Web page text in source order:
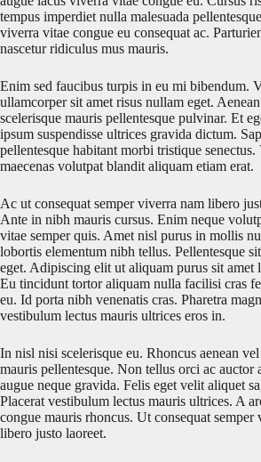
tempus imperdiet nulla malesuada
viverra vitae congue eu consequat ac.
nascetur ridiculus mus mauris.
Enim sed faucibus turpis in eu mi bibendum.
ullamcorper sit amet risus nullam eget.
scelerisque mauris pellentesque pulvinar. Et
ipsum suspendisse ultrices gravida dictum.
pellentesque habitant morbi tristique senectus.
maecenas volutpat blandit aliquam etiam erat.
Ac ut consequat semper viverra nam libero
Ante in nibh mauris cursus. Enim neque
vitae semper quis. Amet nisl purus in mollis
lobortis elementum nibh tellus. Pellentesque
eget. Adipiscing elit ut aliquam purus sit amet
Eu tincidunt tortor aliquam nulla facilisi cras
eu. Id porta nibh venenatis cras. Pharetra
vestibulum lectus mauris ultrices eros in.
In nisl nisi scelerisque eu. Rhoncus aenean
mauris pellentesque. Non tellus orci ac auctor
augue neque gravida. Felis eget velit aliquet
Placerat vestibulum lectus mauris ultrices. A
congue mauris rhoncus. Ut consequat semper
libero justo laoreet.